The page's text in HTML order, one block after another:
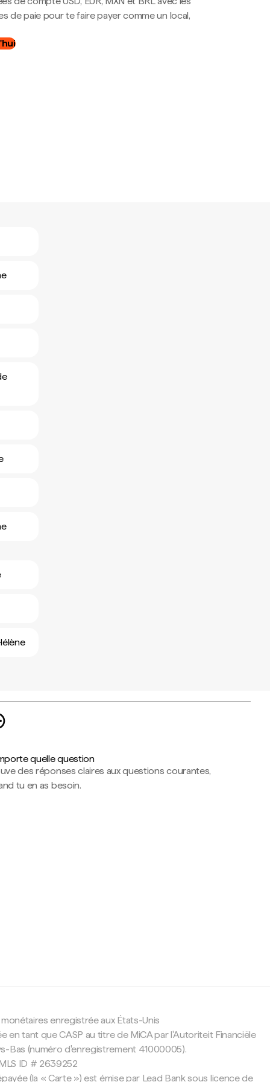
de paie pour te faire payer comme un local,
quelle question
des réponses claires aux questions courantes,
tu en as besoin.
enregistrée aux États-Unis
en tant que CASP au titre de MiCA par l'Autoriteit Financiële
Bas (numéro d'enregistrement 41000005).
ID # 2639252
(la « Carte ») est émise par Lead Bank sous licence de